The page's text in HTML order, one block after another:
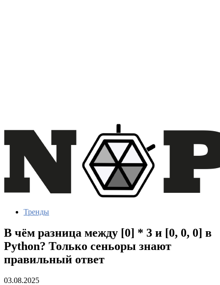
Тренды
В чём разница между [0] * 3 и [0, 0, 0] в
Python? Только сеньоры знают
правильный ответ
03.08.2025